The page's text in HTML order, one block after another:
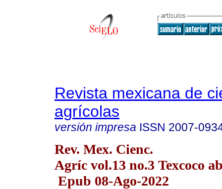
Revista mexicana de
agrícolas
versión impresa ISSN 2007-
Rev. Mex. Cienc.
Agríc vol.13 no.3 Texcoco
Epub 08-Ago-2022